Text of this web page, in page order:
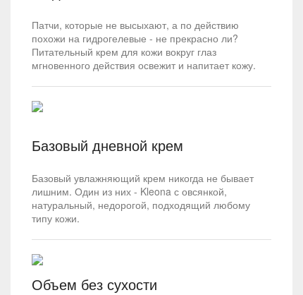
Патчи, которые не высыхают, а по действию
похожи на гидрогелевые - не прекрасно ли?
Питательный крем для кожи вокруг глаз
мгновенного действия освежит и напитает кожу.
Базовый дневной крем
Базовый увлажняющий крем никогда не бывает
лишним. Один из них - Kleona с овсянкой,
натуральный, недорогой, подходящий любому
типу кожи.
Объем без сухости